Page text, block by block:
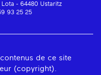
Lota - 64480 Ustaritz
93 25 25
de ce site
(copyright).